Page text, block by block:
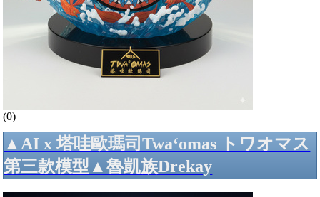
(0)
▲AI x 塔哇歐瑪司Twa‘omas トワオマス
第三款模型▲魯凱族Drekay